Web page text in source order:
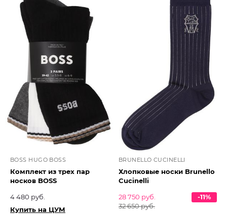
BOSS HUGO BOSS
Комплект из трех пар
носков BOSS
4 480 руб.
Купить на ЦУМ
BRUNELLO CUCINELLI
Хлопковые носки Brunello
Cucinelli
28 750 руб.
32 650 руб.
-11%